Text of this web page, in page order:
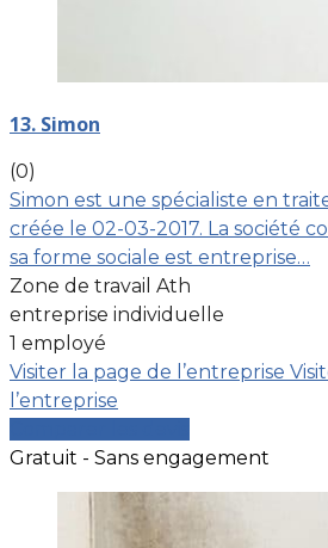
13. Simon
(0)
Simon est une spécialiste en
créée le 02-03-2017. La société
sa forme sociale est entreprise…
Zone de travail Ath
entreprise individuelle
1 employé
Visiter la page de l’entreprise
l’entreprise
Gratuit - Sans engagement